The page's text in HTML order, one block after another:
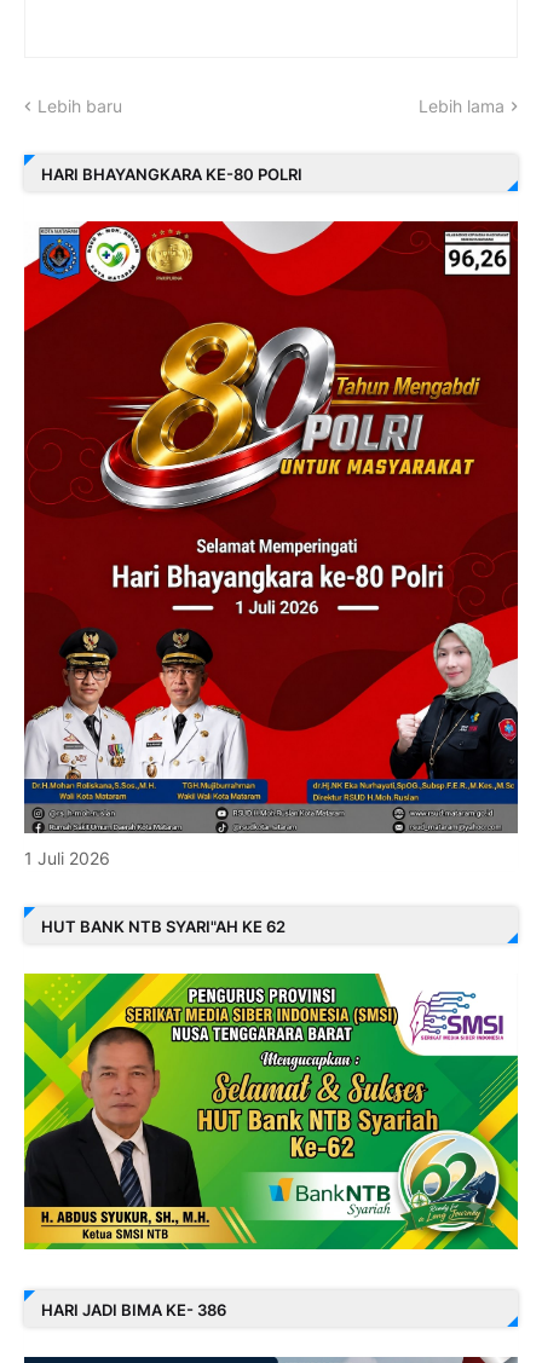
Lebih baru Lebih lama
HARI BHAYANGKARA KE-80 POLRI
1 Juli 2026
HUT BANK NTB SYARI"AH KE 62
HARI JADI BIMA KE- 386